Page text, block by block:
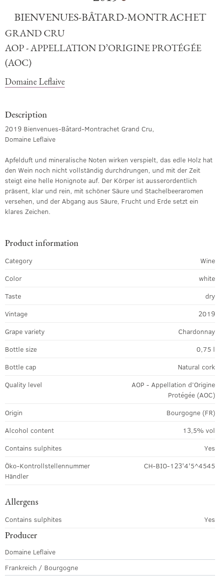
BIENVENUES-BÂTARD-MONTRACHET
GRAND CRU
AOP - APPELLATION D’ORIGINE PROTÉGÉE
(AOC)
Domaine Leflaive
Description
2019 Bienvenues-Bâtard-Montrachet Grand Cru,
Domaine Leflaive
Apfelduft und mineralische Noten wirken verspielt, das edle Holz hat
den Wein noch nicht vollständig durchdrungen, und mit der Zeit
steigt eine helle Honignote auf. Der Körper ist ausserordentlich
präsent, klar und rein, mit schöner Säure und Stachelbeeraromen
versehen, und der Abgang aus Säure, Frucht und Erde setzt ein
klares Zeichen.
Product information
Category
Wine
Color
white
Taste
dry
Vintage
2019
Grape variety
Chardonnay
Bottle size
0,75 l
Bottle cap
Natural cork
Quality level
AOP - Appellation d’Origine
Protégée (AOC)
Origin
Bourgogne (FR)
Alcohol content
13,5% vol
Contains sulphites
Yes
Öko-Kontrollstellennummer
Händler
CH-BIO-123'4'5^4545
Allergens
Contains sulphites Yes
Producer
Domaine Leflaive
Frankreich / Bourgogne